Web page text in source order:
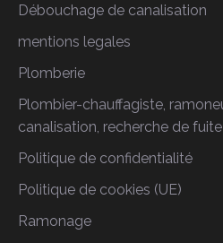
Débouchage de canalisation
mentions legales
Plomberie
Plombier-chauffagiste,
canalisation, recherche de fuite
Politique de confidentialité
Politique de cookies (UE)
Ramonage